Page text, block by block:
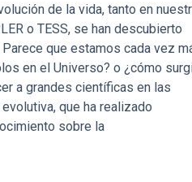
de la vida, tanto en
o TESS, se han descubierto
que estamos cada vez
en el Universo? o ¿cómo
a grandes científicas en las
que ha realizado
sobre la